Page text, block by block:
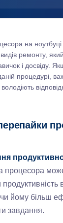
на ноутбуці
ремонту,
і досвіду.
процедурі,
володіють
процесора
продуктивність
йому більш
завдання.